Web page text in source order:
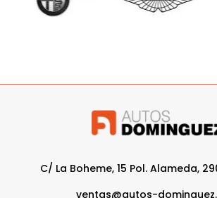
C/ La Boheme, 15 Pol. Alameda,
ventas@autos-